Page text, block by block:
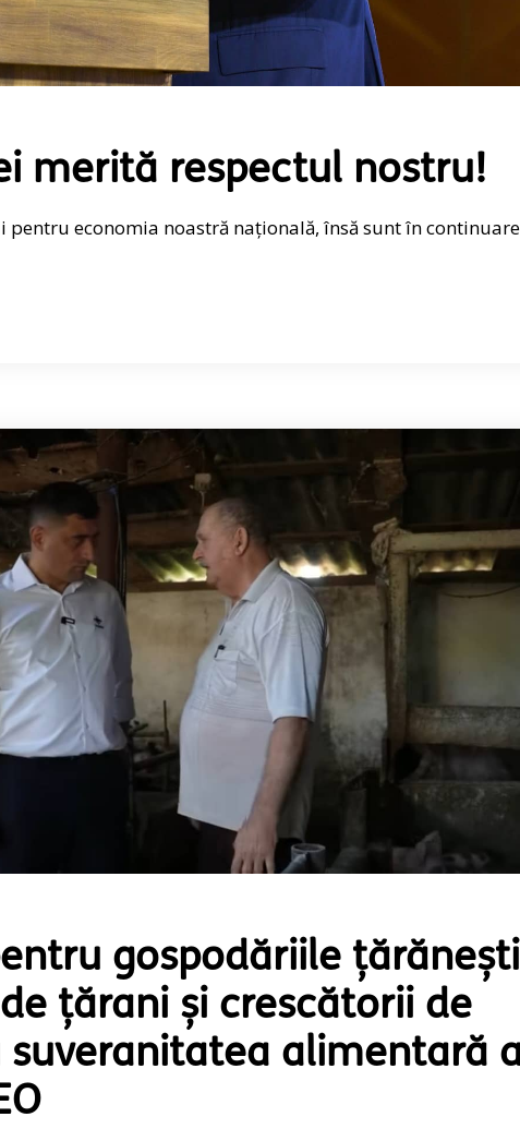
merită respectul nostru!
pentru economia noastră națională, însă sunt în continuare
gospodăriile
țărani și crescătorii de
alimentară